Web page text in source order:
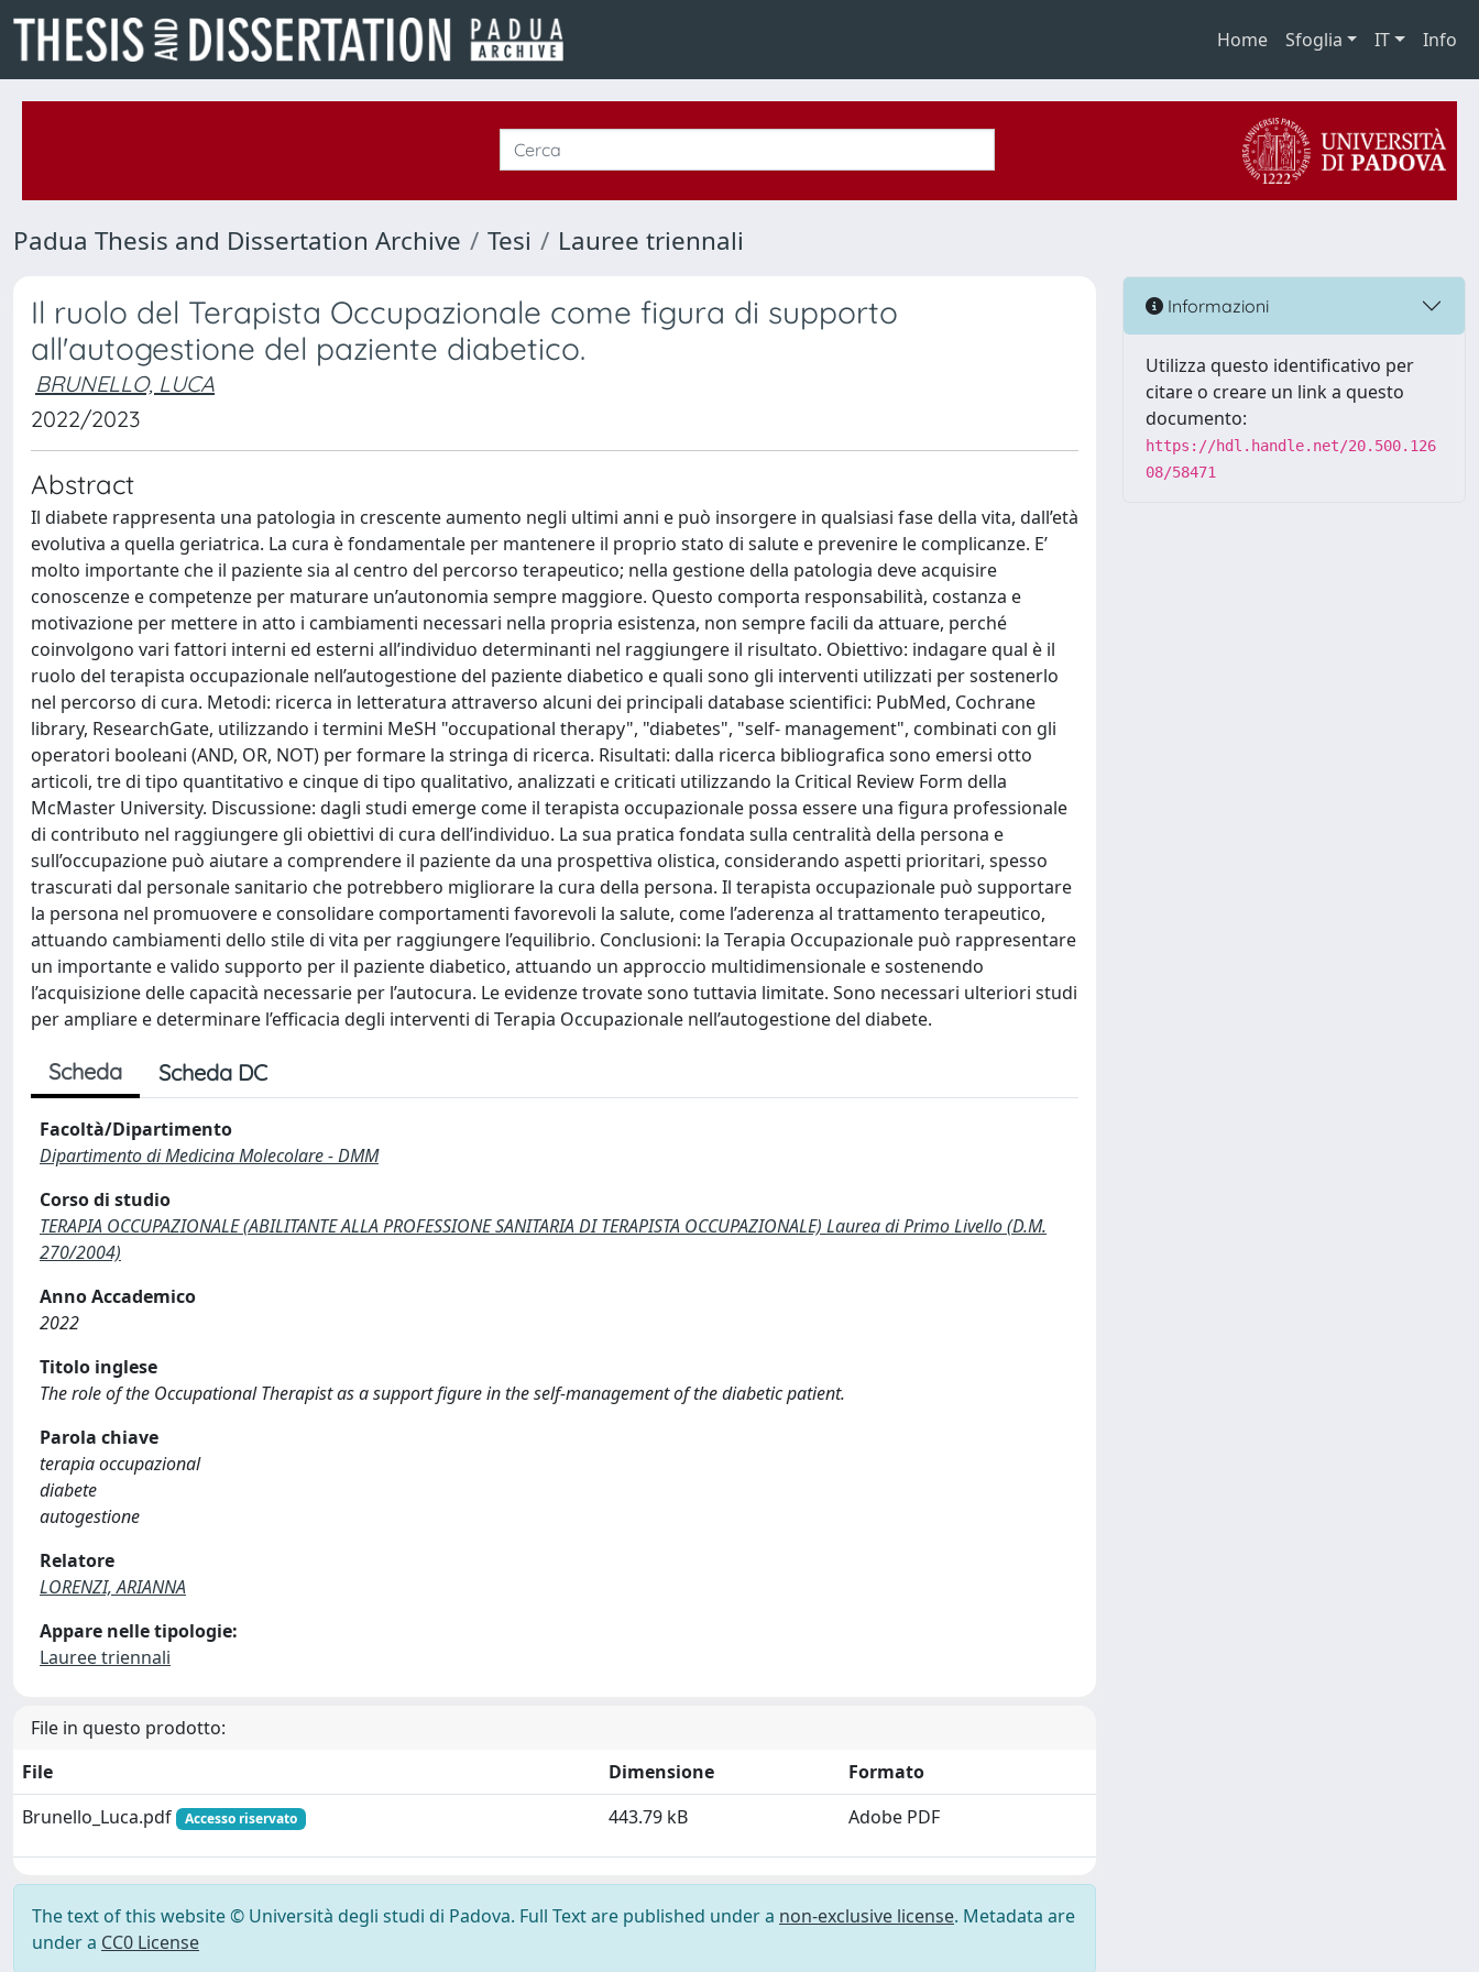
Home Sfoglia IT Info
Padua Thesis and Dissertation Archive Tesi Lauree triennali
Il ruolo del Terapista Occupazionale come figura di supporto
all'autogestione del paziente diabetico.
BRUNELLO, LUCA
2022/2023
Abstract
Il diabete rappresenta una patologia in crescente aumento negli ultimi anni e può insorgere in qualsiasi fase della vita, dall’età
evolutiva a quella geriatrica. La cura è fondamentale per mantenere il proprio stato di salute e prevenire le complicanze. E’
molto importante che il paziente sia al centro del percorso terapeutico; nella gestione della patologia deve acquisire
conoscenze e competenze per maturare un’autonomia sempre maggiore. Questo comporta responsabilità, costanza e
motivazione per mettere in atto i cambiamenti necessari nella propria esistenza, non sempre facili da attuare, perché
coinvolgono vari fattori interni ed esterni all’individuo determinanti nel raggiungere il risultato. Obiettivo: indagare qual è il
ruolo del terapista occupazionale nell’autogestione del paziente diabetico e quali sono gli interventi utilizzati per sostenerlo
nel percorso di cura. Metodi: ricerca in letteratura attraverso alcuni dei principali database scientifici: PubMed, Cochrane
library, ResearchGate, utilizzando i termini MeSH "occupational therapy", "diabetes", "self- management", combinati con gli
operatori booleani (AND, OR, NOT) per formare la stringa di ricerca. Risultati: dalla ricerca bibliografica sono emersi otto
articoli, tre di tipo quantitativo e cinque di tipo qualitativo, analizzati e criticati utilizzando la Critical Review Form della
McMaster University. Discussione: dagli studi emerge come il terapista occupazionale possa essere una figura professionale
di contributo nel raggiungere gli obiettivi di cura dell’individuo. La sua pratica fondata sulla centralità della persona e
sull’occupazione può aiutare a comprendere il paziente da una prospettiva olistica, considerando aspetti prioritari, spesso
trascurati dal personale sanitario che potrebbero migliorare la cura della persona. Il terapista occupazionale può supportare
la persona nel promuovere e consolidare comportamenti favorevoli la salute, come l’aderenza al trattamento terapeutico,
attuando cambiamenti dello stile di vita per raggiungere l’equilibrio. Conclusioni: la Terapia Occupazionale può rappresentare
un importante e valido supporto per il paziente diabetico, attuando un approccio multidimensionale e sostenendo
l’acquisizione delle capacità necessarie per l’autocura. Le evidenze trovate sono tuttavia limitate. Sono necessari ulteriori studi
per ampliare e determinare l’efficacia degli interventi di Terapia Occupazionale nell’autogestione del diabete.
Scheda Scheda DC
Facoltà/Dipartimento
Dipartimento di Medicina Molecolare - DMM
Corso di studio
TERAPIA OCCUPAZIONALE (ABILITANTE ALLA PROFESSIONE SANITARIA DI TERAPISTA OCCUPAZIONALE) Laurea di Primo Livello (D.M.
270/2004)
Anno Accademico
2022
Titolo inglese
The role of the Occupational Therapist as a support figure in the self-management of the diabetic patient.
Parola chiave
terapia occupazional
diabete
autogestione
Relatore
LORENZI, ARIANNA
Appare nelle tipologie:
Lauree triennali
File in questo prodotto:
File
Dimensione
Formato
Brunello_Luca.pdf
Accesso riservato 443.79 kB Adobe PDF
The text of this website © Università degli studi di Padova. Full Text are published under a non-exclusive license. Metadata are
under a CC0 License
Informazioni
Utilizza questo identificativo per
citare o creare un link a questo
documento:
https://hdl.handle.net/20.500.126
08/58471